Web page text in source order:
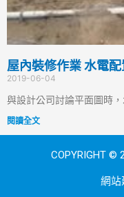
屋內裝修作業 水電
2019-06-04
與設計公司討論平面圖時
閱讀全文
COPYRIGHT ©
網站